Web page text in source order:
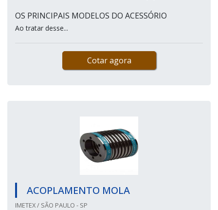
OS PRINCIPAIS MODELOS DO ACESSÓRIO
Ao tratar desse...
Cotar agora
ACOPLAMENTO MOLA
IMETEX / SÃO PAULO - SP